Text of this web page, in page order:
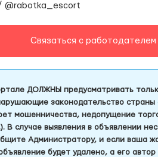
@rabotka_escort
Связаться с работодателем
ДОЛЖНЫ предусматривать
законодательство страны
мошенничества, недопущение
В случае выявления в объявлении
Администратору, и если ваша
будет удалено, а его